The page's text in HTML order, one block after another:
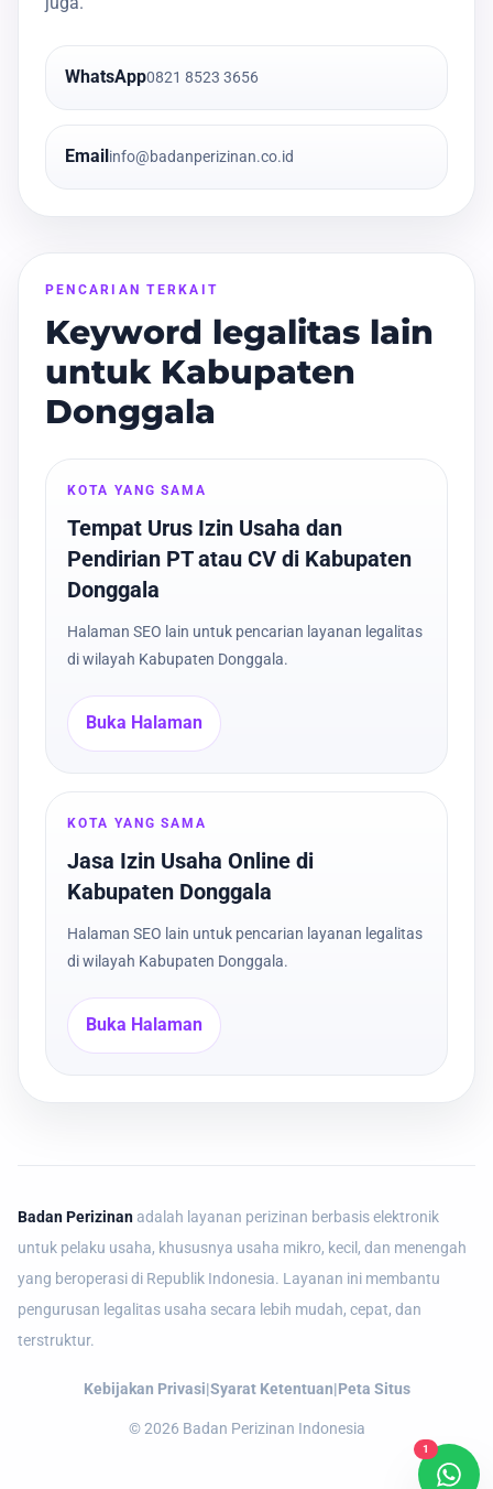
WhatsApp0821 8523 3656
Email info@badanperizinan.co.id
PENCARIAN TERKAIT
Keyword legalitas lain
untuk Kabupaten
Donggala
KOTA YANG SAMA
Tempat Urus Izin Usaha dan
Pendirian PT atau CV di Kabupaten
Donggala
Halaman SEO lain untuk pencarian layanan legalitas
di wilayah Kabupaten Donggala.
Buka Halaman
KOTA YANG SAMA
Jasa Izin Usaha Online di
Kabupaten Donggala
Halaman SEO lain untuk pencarian layanan legalitas
di wilayah Kabupaten Donggala.
Buka Halaman
Badan Perizinan adalah layanan perizinan berbasis elektronik
untuk pelaku usaha, khususnya usaha mikro, kecil, dan menengah
yang beroperasi di Republik Indonesia. Layanan ini membantu
pengurusan legalitas usaha secara lebih mudah, cepat, dan
terstruktur.
Kebijakan Privasi|Syarat Ketentuan|Peta Situs
©2026 Badan Perizinan Indonesia
1